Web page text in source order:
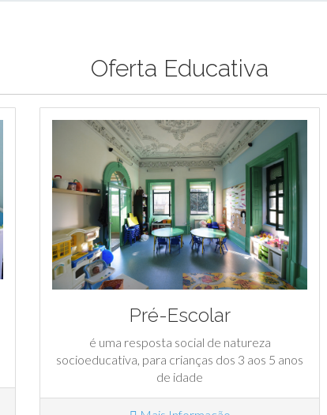
Oferta Educativa
Pré-Escolar
é uma resposta social de natureza
socioeducativa, para crianças dos 3 aos 5 anos
de idade